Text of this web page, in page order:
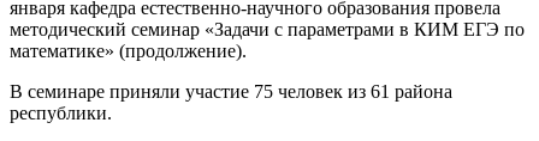
января кафедра естественно-научного образования провела
методический семинар «Задачи с параметрами в КИМ ЕГЭ по
математике» (продолжение).
В семинаре приняли участие 75 человек из 61 района
республики.